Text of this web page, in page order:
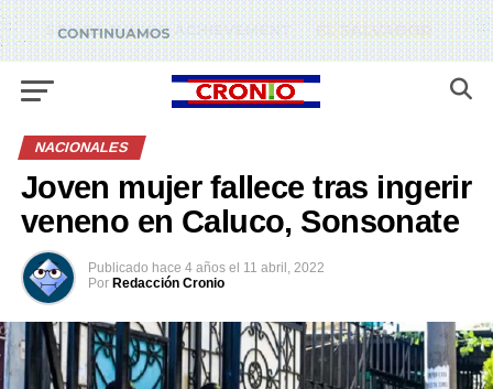
NACIONALES
Joven mujer fallece tras ingerir
veneno en Caluco, Sonsonate
Publicado hace 4 años el 11 abril, 2022
Por Redacción Cronio